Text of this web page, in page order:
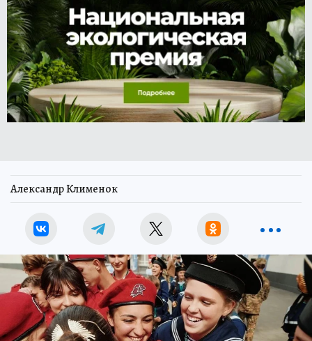
Александр Клименок